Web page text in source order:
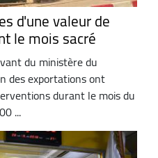
d'une valeur de
le mois sacré
du ministère du
des exportations ont
durant le mois du
...